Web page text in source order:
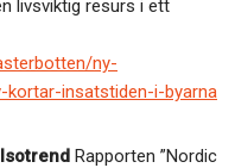
livsviktig resurs i ett
ny-
kortar-insatstiden-i-byarna
Rapporten ”Nordic